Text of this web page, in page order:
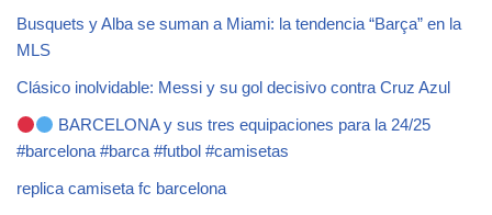
Busquets y Alba se suman a Miami: la tendencia “Barça” en la
MLS
Clásico inolvidable: Messi y su gol decisivo contra Cruz Azul
BARCELONA y sus tres equipaciones para la 24/25
#barcelona #barca #futbol #camisetas
replica camiseta fc barcelona